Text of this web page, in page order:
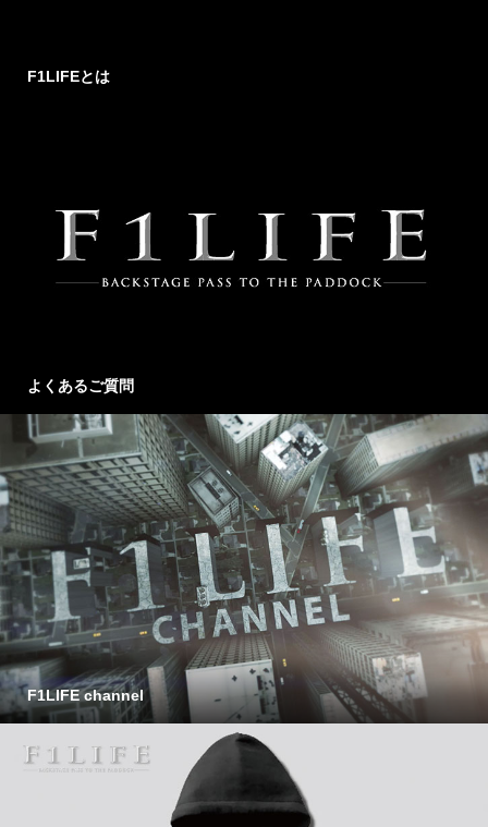
F1LIFEとは
よくあるご質問
F1LIFE channel